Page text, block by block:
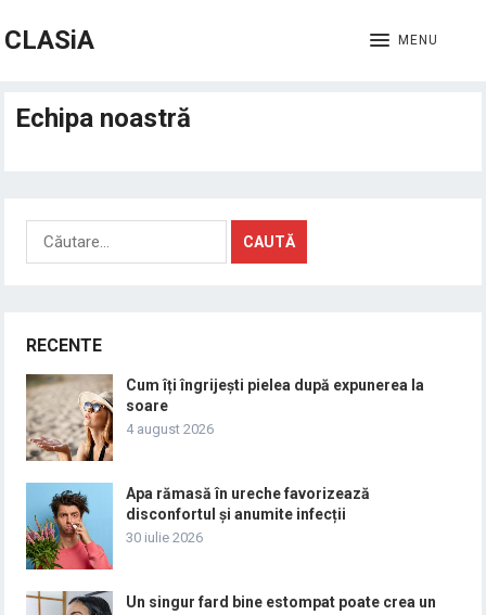
CLASiA MENU
Echipa noastră
Caută
după:
RECENTE
Cum îți îngrijești pielea după expunerea la
soare
4 august 2026
Apa rămasă în ureche favorizează
disconfortul și anumite infecții
30 iulie 2026
Un singur fard bine estompat poate crea un